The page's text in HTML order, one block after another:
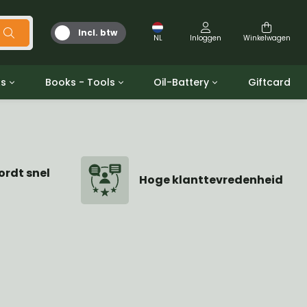
Incl. btw NL Inloggen Winkelwagen
Books - Tools
Boeken
Jerrycan
Oil-Battery Giftcard
snel
Hoge klanttevredenheid